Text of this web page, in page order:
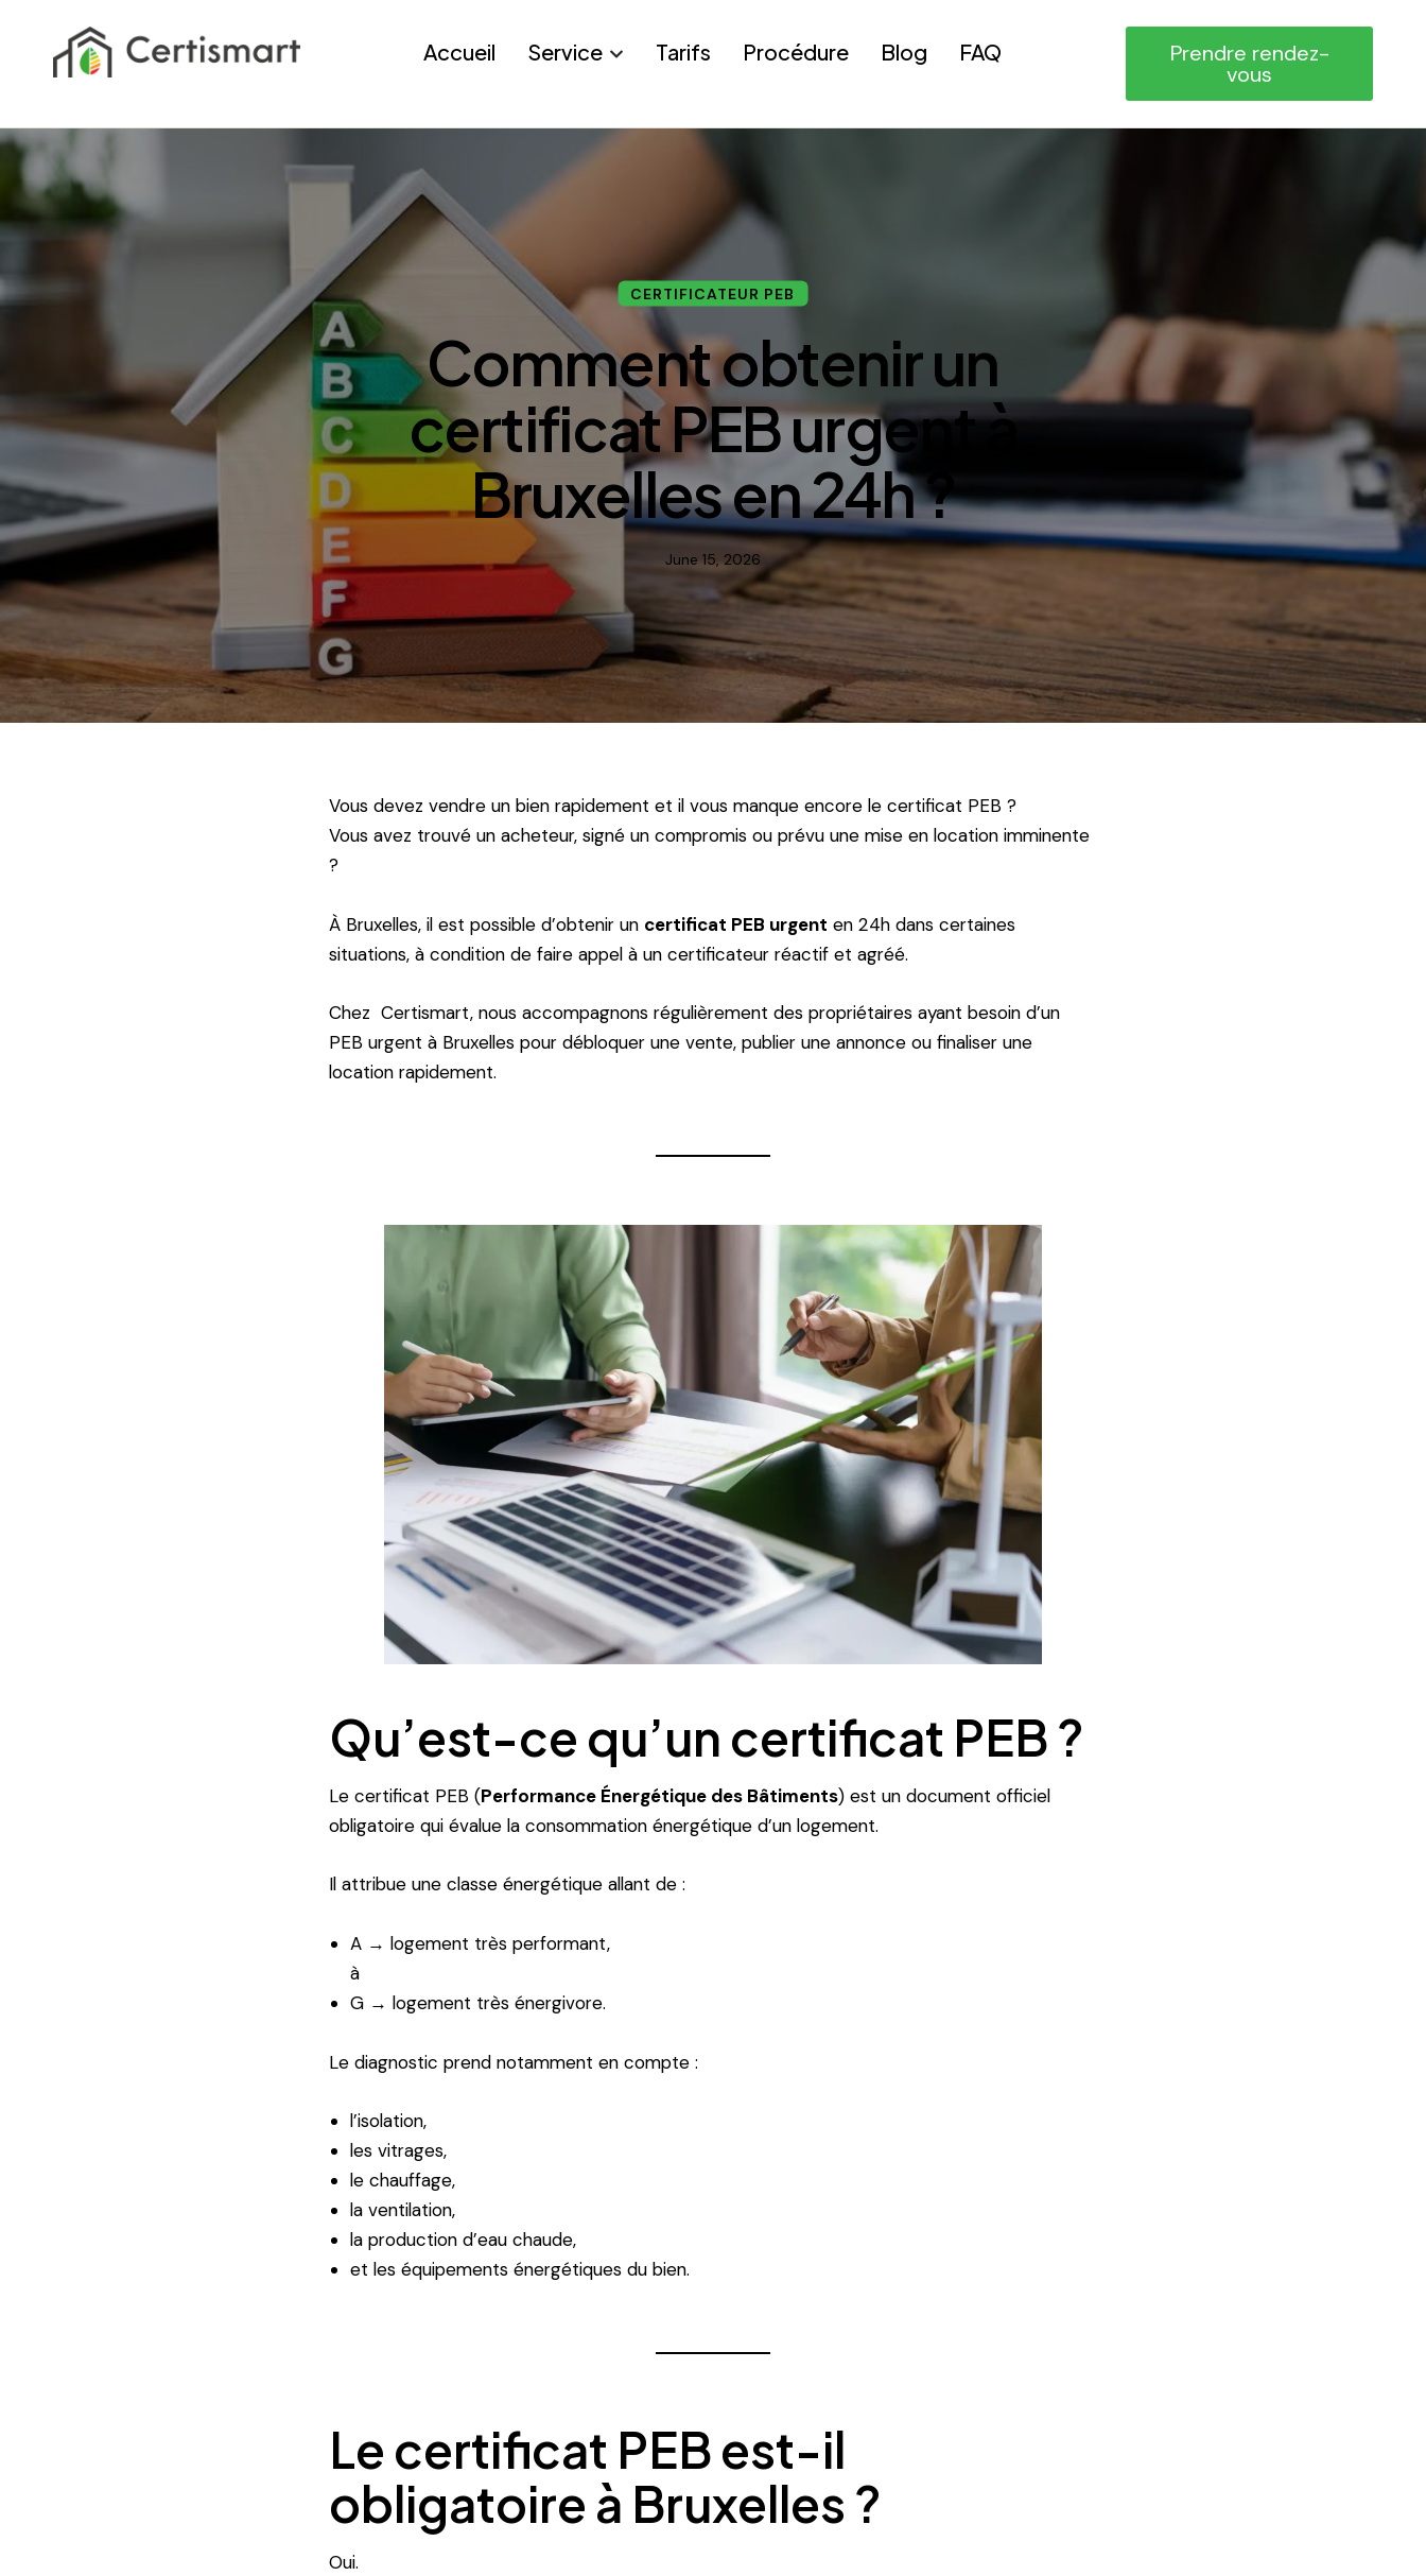
Accueil Service Tarifs Procédure Blog FAQ Prendre rendez-
vous
CERTIFICATEUR PEB
Comment obtenir un
certificat PEB urgent à
Bruxelles en 24h ?
June 15, 2026
Vous devez vendre un bien rapidement et il vous manque encore le certificat PEB ?
Vous avez trouvé un acheteur, signé un compromis ou prévu une mise en location imminente
?
À Bruxelles, il est possible d’obtenir un certificat PEB urgent en 24h dans certaines
situations, à condition de faire appel à un certificateur réactif et agréé.
Chez Certismart, nous accompagnons régulièrement des propriétaires ayant besoin d’un
PEB urgent à Bruxelles pour débloquer une vente, publier une annonce ou finaliser une
location rapidement.
Qu’est-ce qu’un certificat PEB ?
Le certificat PEB (Performance Énergétique des Bâtiments) est un document officiel
obligatoire qui évalue la consommation énergétique d’un logement.
Il attribue une classe énergétique allant de :
A → logement très performant,
à
G → logement très énergivore.
Le diagnostic prend notamment en compte :
l’isolation,
les vitrages,
le chauffage,
la ventilation,
la production d’eau chaude,
et les équipements énergétiques du bien.
Le certificat PEB est-il
obligatoire à Bruxelles ?
Oui.